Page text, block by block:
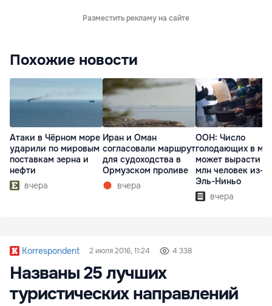
Разместить рекламу на сайте
Похожие новости
Атаки в Чёрном море
ударили по мировым
поставкам зерна и
нефти
вчера
Иран и Оман
согласовали маршрут
для судоходства в
Ормузском проливе
вчера
ООН: Число
голодающих в
может вырасти
млн человек из-за
Эль-Ниньо
вчера
Korrespondent 2 июля 2016, 11:24 4 338
Названы 25 лучших
туристических направлений